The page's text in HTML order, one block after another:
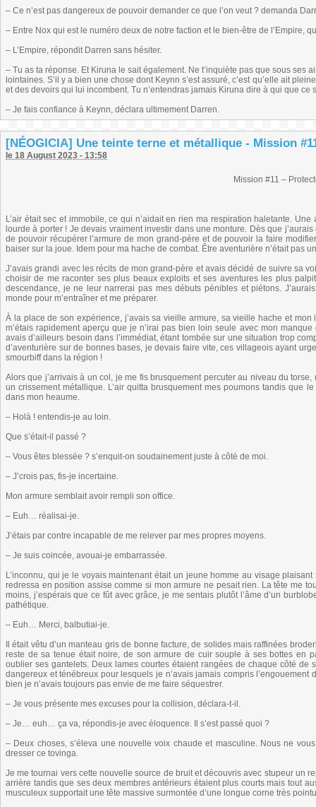
– Ce n’est pas dangereux de pouvoir demander ce que l’on veut ? demanda
– Entre Nox qui est le numéro deux de notre faction et le bien-être de l’Empire,
– L’Empire, répondit Darren sans hésiter.
– Tu as ta réponse. Et Kiruna le sait également. Ne t’inquiète pas que sous ses
lointaines. S’il y a bien une chose dont Keynn s’est assuré, c’est qu’elle ait
et des devoirs qui lui incombent. Tu n’entendras jamais Kiruna dire à qui que ce
– Je fais confiance à Keynn, déclara ultimement Darren.
[NÉOGICIA] Une teinte terne et métallique - Mission
le 18 August 2023 - 13:58
Mission #11 –
L’air était sec et immobile, ce qui n’aidait en rien ma respiration haletante.
lourde à porter ! Je devais vraiment investir dans une monture. Dès que
de pouvoir récupérer l’armure de mon grand-père et de pouvoir la faire
baiser sur la joue. Idem pour ma hache de combat. Être aventurière n’était pas
J’avais grandi avec les récits de mon grand-père et avais décidé de suivre sa
choisir de me raconter ses plus beaux exploits et ses aventures les plus
descendance, je ne leur narrerai pas mes débuts pénibles et piétons.
monde pour m’entraîner et me préparer.
À la place de son expérience, j’avais sa vieille armure, sa vieille hache et
m’étais rapidement aperçu que je n’irai pas bien loin seule avec mon
avais d’ailleurs besoin dans l’immédiat, étant tombée sur une situation trop
d’aventurière sur de bonnes bases, je devais faire vite, ces villageois ayant
smourbiff dans la région !
Alors que j’arrivais à un col, je me fis brusquement percuter au niveau du
un crissement métallique. L’air quitta brusquement mes poumons tandis que
dans mon heaume.
– Holà ! entendis-je au loin.
Que s’était-il passé ?
– Vous êtes blessée ? s’enquit-on soudainement juste à côté de moi.
– J’crois pas, fis-je incertaine.
Mon armure semblait avoir rempli son office.
– Euh… réalisai-je.
J’étais par contre incapable de me relever par mes propres moyens.
– Je suis coincée, avouai-je embarrassée.
L’inconnu, qui je le voyais maintenant était un jeune homme au visage
redressa en position assise comme si mon armure ne pesait rien. La tête me
moins, j’espérais que ce fût avec grâce, je me sentais plutôt l’âme d’un
pathétique.
– Euh… Merci, balbutiai-je.
Il était vêtu d’un manteau gris de bonne facture, de solides mais raffinées
reste de sa tenue était noire, de son armure de cuir souple à ses bottes en
oublier ses gantelets. Deux lames courtes étaient rangées de chaque côté
dangereux et ténébreux pour lesquels je n’avais jamais compris
bien je n’avais toujours pas envie de me faire séquestrer.
– Je vous présente mes excuses pour la collision, déclara-t-il.
– Je… euh… ça va, répondis-je avec éloquence. Il s’est passé quoi ?
– Deux choses, s’éleva une nouvelle voix chaude et masculine. Nous ne
dresser ce tovinga.
Je me tournai vers cette nouvelle source de bruit et découvris avec stupeur un
arrière tandis que ses deux membres antérieurs étaient plus courts mais tout
musculeux supportait une tête massive surmontée d’une longue corne très